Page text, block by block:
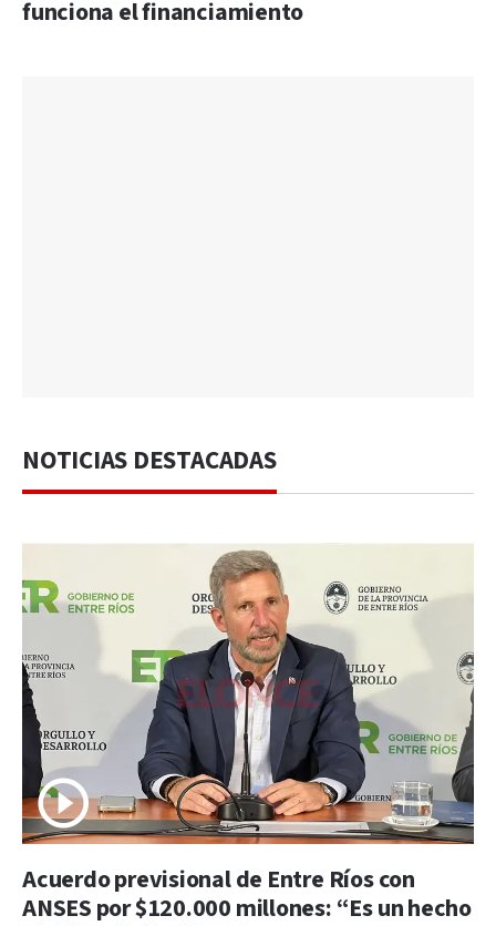
funciona el financiamiento
NOTICIAS DESTACADAS
Acuerdo previsional de Entre Ríos con
ANSES por $120.000 millones: “Es un hecho